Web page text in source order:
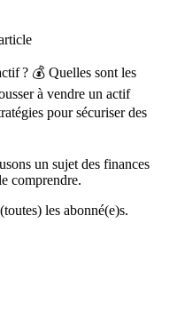
? 💰 Quelles sont les
à vendre un actif
pour sécuriser des
un sujet des finances
comprendre.
les abonné(e)s.